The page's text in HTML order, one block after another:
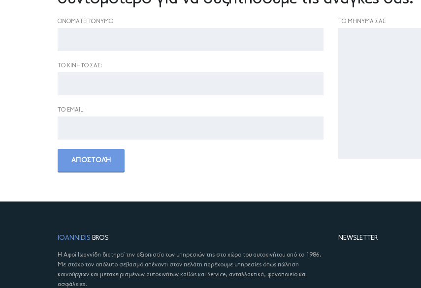
ΟΝΟΜΑΤΕΠΏΝΥΜΟ:
ΤΟ ΚΙΝΗΤΌ ΣΑΣ:
ΤΟ EMAIL:
ΤΟ ΜΉΝΥΜΑ ΣΑΣ
IOANNIDIS BROS
Η Αφοί Ιωαννίδη διατηρεί την αξιοπιστία των υπηρεσιών της στο χώρο του αυτοκινήτου από το 1986.
Με στόχο τον απόλυτο σεβασμό απέναντι στον πελάτη παρέχουμε υπηρεσίες όπως πώληση
καινούργιων και μεταχειρισμένων αυτοκινήτων καθώς και Service, ανταλλακτικά, φανοποιείο και
ασφάλειες.
NEWSLETTER